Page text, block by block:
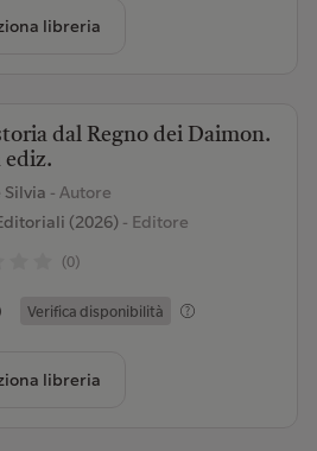
libreria
dal Regno dei Daimon.
ediz.
Silvia - Autore
(2026)- Editore
(0)
Verifica disponibilità
libreria